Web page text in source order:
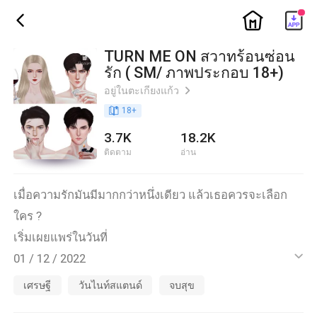
ic_back ic_home
TURN ME ON สวาทร้อนซ่อน
รัก ( SM/ ภาพประกอบ 18+)
อยู่ในตะเกียงแก้ว ic_arrow_right
book_age 18+
3.7K
ติดตาม
18.2K
อ่าน
เมื่อความรักมันมีมากกว่าหนึ่งเดียว แล้วเธอควรจะเลือก
ใคร ?
เริ่มเผยแพร่ในวันที่
01 / 12 / 2022
อายุต่ำกว่า 18 ปี ไม่ควรอ่าน!
ic_default
เศรษฐี วันไนท์สแตนด์ จบสุข